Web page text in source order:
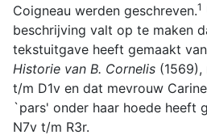
Coigneau werden geschreven.1
beschrijving valt op te maken
tekstuitgave heeft gemaakt
Historie van B. Cornelis (1569),
t/m D1v en dat mevrouw
`pars' onder haar hoede heeft
N7v t/m R3r.